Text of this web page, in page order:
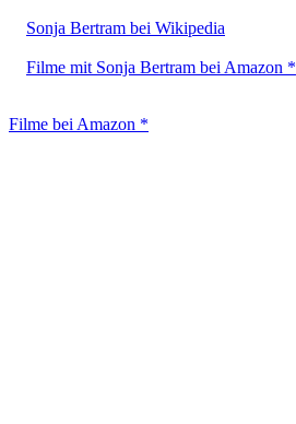
Sonja Bertram bei Wikipedia
Filme mit Sonja Bertram bei Amazon *
Filme bei Amazon *